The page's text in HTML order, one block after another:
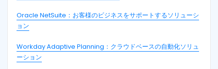
Oracle NetSuite：お客様のビジネスをサポートするソリューシ
ョン
Workday Adaptive Planning：クラウドベースの自動化ソリュ
ーション